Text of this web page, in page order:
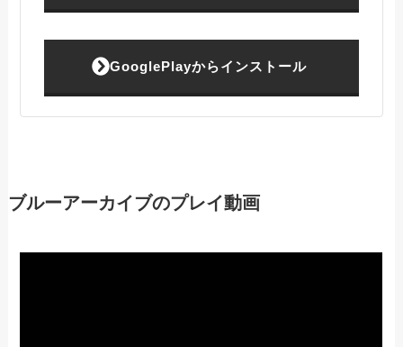
GooglePlayからインストール
ブルーアーカイブのプレイ動画